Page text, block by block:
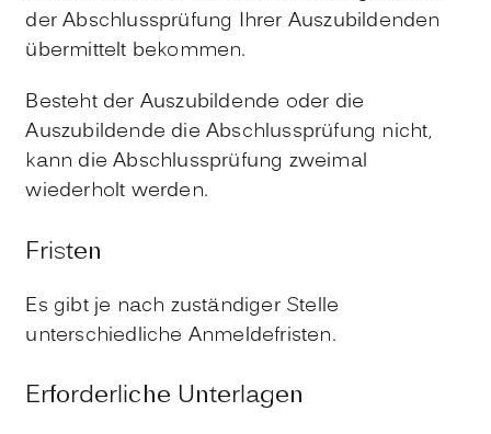
der Abschlussprüfung Ihrer Auszubildenden
übermittelt bekommen.
Besteht der Auszubildende oder die
Auszubildende die Abschlussprüfung nicht,
kann die Abschlussprüfung zweimal
wiederholt werden.
Fristen
Es gibt je nach zuständiger Stelle
unterschiedliche Anmeldefristen.
Erforderliche Unterlagen